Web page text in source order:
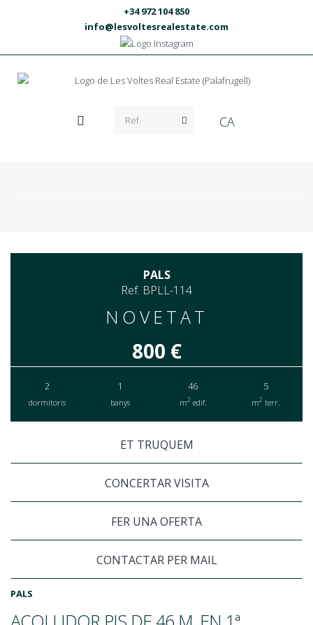
+34 972 104 850
info@lesvoltesrealestate.com
CA
PALS
Ref. BPLL-114
NOVETAT
800 €
2
dormitoris
1
banys
46
m2 edif.
5
m2 terr.
ET TRUQUEM
CONCERTAR VISITA
FER UNA OFERTA
CONTACTAR PER MAIL
PALS